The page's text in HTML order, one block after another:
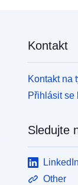
Kontakt
Kontakt na
Přihlásit se
Sledujte
LinkedIn
Other